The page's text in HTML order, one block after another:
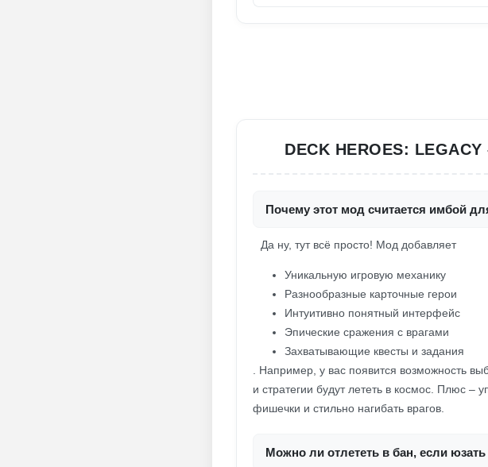
DECK HEROES:
Почему этот мод считается имбой
Да ну, тут всё просто! Мод добавляет
Уникальную игровую механику
Разнообразные карточные герои
Интуитивно понятный интерфейс
Эпические сражения с врагами
Захватывающие квесты и задания
. Например, у вас появится возможность
и стратегии будут лететь в космос. Плюс –
фишечки и стильно нагибать врагов.
Можно ли отлететь в бан, если